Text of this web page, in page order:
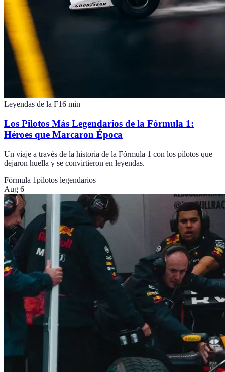
Leyendas de la F16 min
Los Pilotos Más Legendarios de la Fórmula 1:
Héroes que Marcaron Época
Un viaje a través de la historia de la Fórmula 1 con los pilotos que
dejaron huella y se convirtieron en leyendas.
Fórmula 1pilotos legendarios
Aug 6